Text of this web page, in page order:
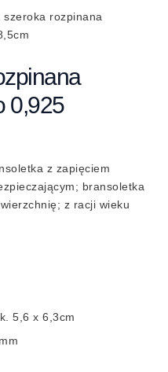
szeroka rozpinana
0,925
z zapięciem
bransoletka
z racji wieku
5,6 x 6,3cm